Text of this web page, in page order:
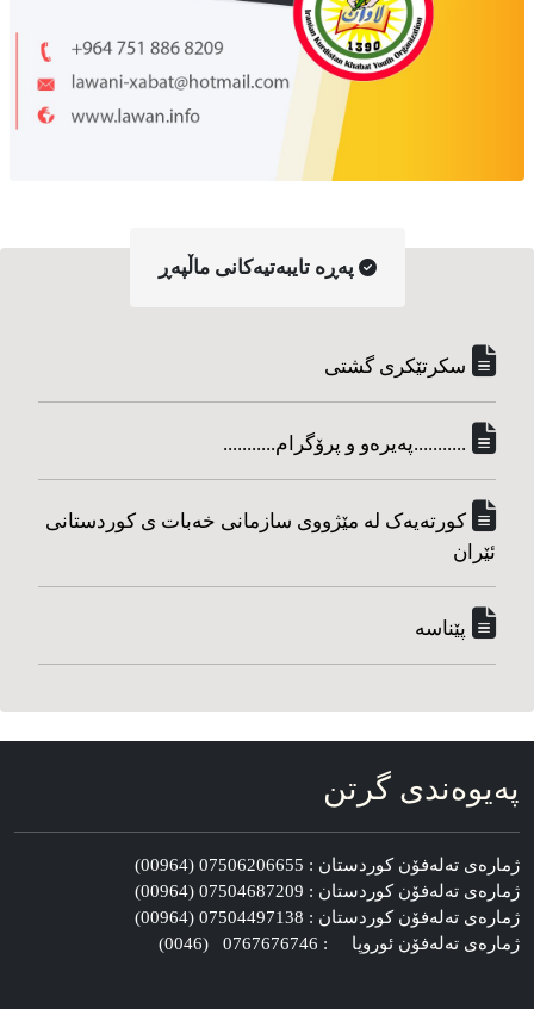
په‌ڕه‌ تایبه‌تیه‌کانی ماڵپه‌ڕ
سکرتێکری گشتی
...........په‌یره‌و و پرۆگرام...........
کورته‌یه‌ک له مێژووی سازمانی خه‌بات ی کوردستانی
ئێران
پێناسه‌
په‌یوه‌ندی گرتن
ژماره‌ی ته‌له‌فۆن کوردستان : 07506206655 (00964)
ژماره‌ی ته‌له‌فۆن کوردستان : 07504687209 (00964)
ژماره‌ی ته‌له‌فۆن کوردستان : 07504497138 (00964)
ژماره‌ی ته‌له‌فۆن ئوروپا : 0767676746 (0046)